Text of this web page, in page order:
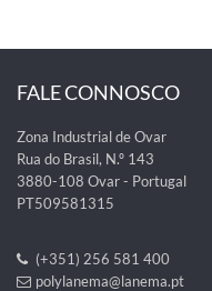
FALE CONNOSCO
Zona Industrial de Ovar
Rua do Brasil, N.º 143
3880-108 Ovar - Portugal
PT509581315
(+351) 256 581 400
polylanema@lanema.pt